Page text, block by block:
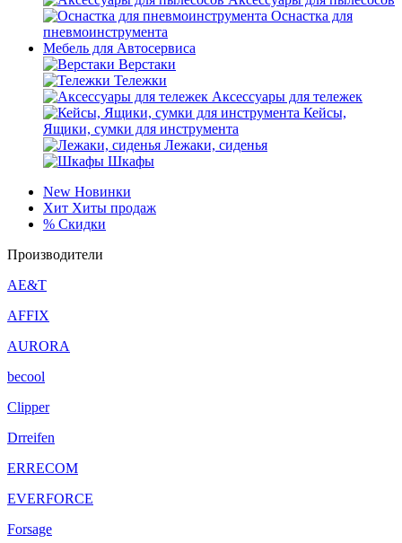
Оснастка для
пневмоинструмента
Мебель для Автосервиса
Верстаки
Тележки
Аксессуары для тележек
Кейсы,
Ящики, сумки для инструмента
Лежаки, сиденья
Шкафы
New Новинки
Хит Хиты продаж
% Скидки
Производители
AE&T
AFFIX
AURORA
becool
Clipper
Drreifen
ERRECOM
EVERFORCE
Forsage